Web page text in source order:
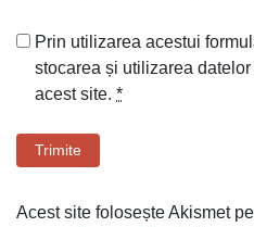
Prin utilizarea acestui
stocarea și utilizarea
acest site. *
Trimite
Acest site folosește Akismet